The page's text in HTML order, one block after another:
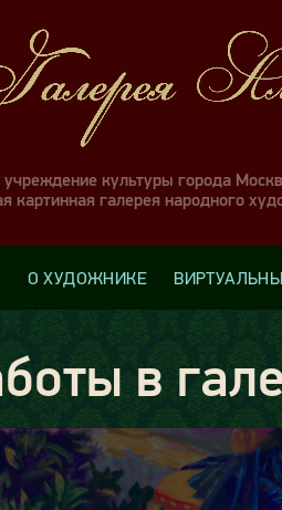
культуры города
картинная галерея народного
О ХУДОЖНИКЕ
в